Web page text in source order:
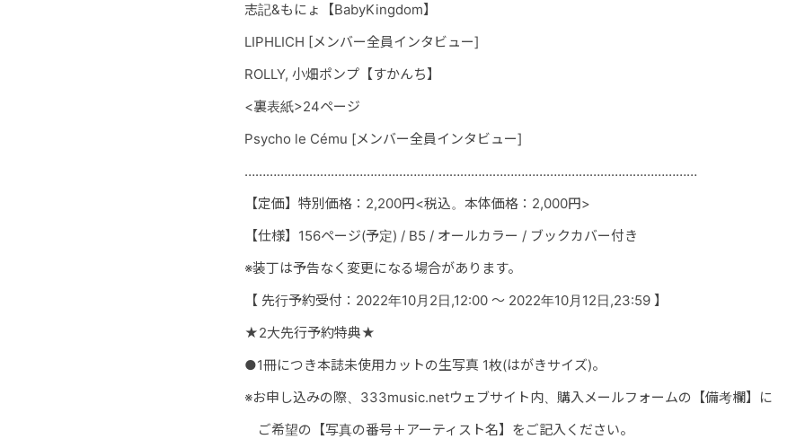
志記&もにょ【BabyKingdom】
LIPHLICH [メンバー全員インタビュー]
ROLLY, 小畑ポンプ【すかんち】
<裏表紙>24ページ
Psycho le Cému [メンバー全員インタビュー]
………………………………………………………………………………………………………………
【定価】特別価格：2,200円<税込。本体価格：2,000円>
【仕様】156ページ(予定) / B5 / オールカラー / ブックカバー付き
※装丁は予告なく変更になる場合があります。
【 先行予約受付：2022年10月2日,12:00 ～ 2022年10月12日,23:59 】
★2大先行予約特典★
●1冊につき本誌未使用カットの生写真 1枚(はがきサイズ)。
※お申し込みの際、333music.netウェブサイト内、購入メールフォームの【備考欄】に
ご希望の【写真の番号＋アーティスト名】をご記入ください。